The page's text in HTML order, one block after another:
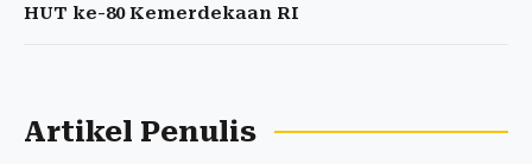
HUT ke-80 Kemerdekaan RI
Artikel Penulis